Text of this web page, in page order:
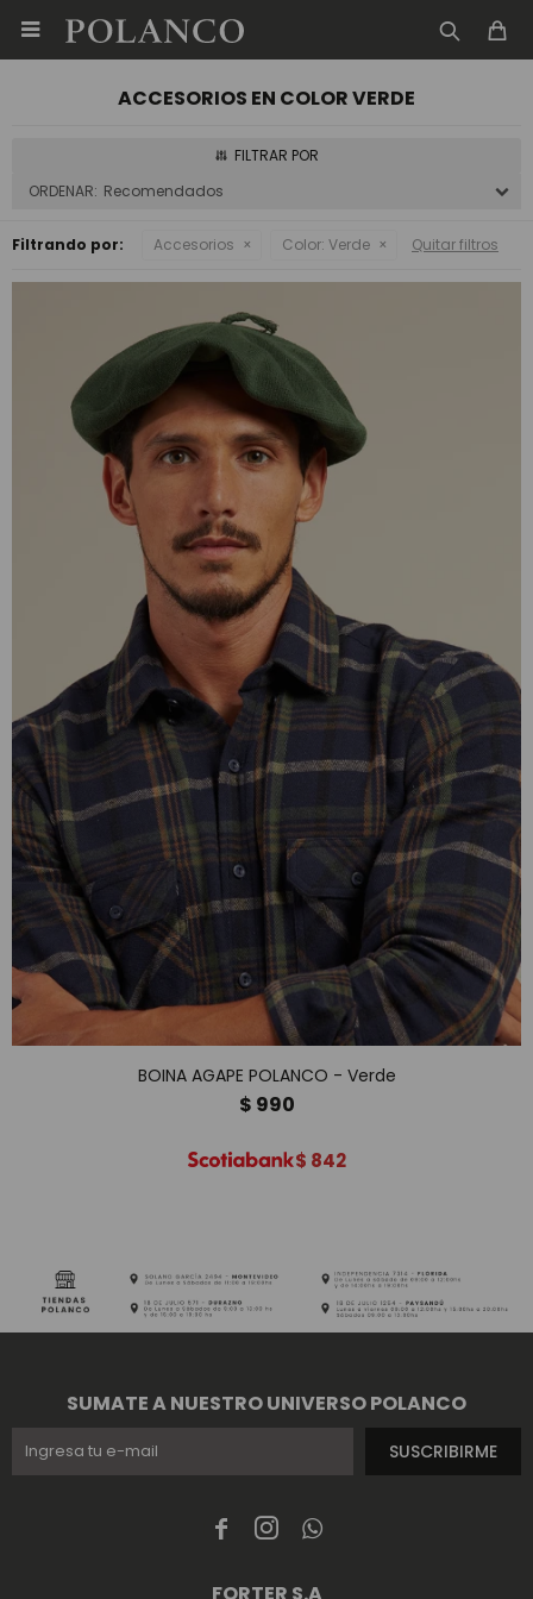

ACCESORIOS EN COLOR VERDE
Recomendados
Filtrando por: Accesorios Color: Verde Quitar filtros
BOINA AGAPE POLANCO - Verde
$ 990
$ 842
  
SUMATE A NUESTRO UNIVERSO POLANCO
SUSCRIBIRME